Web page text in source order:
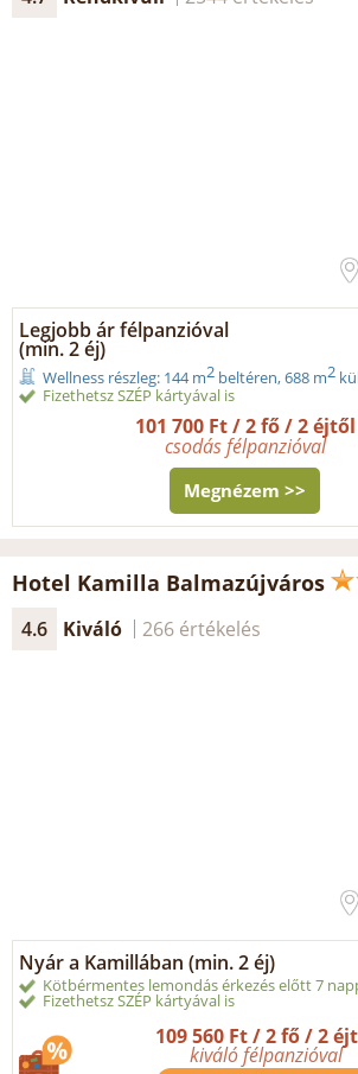
Legjobb ár félpanzióval
(min. 2 éj)
Wellness részleg: 144 m2 beltéren, 688 m2
Fizethetsz SZÉP kártyával is
101 700 Ft / 2 fő / 2 éjtől
csodás félpanzióval
Megnézem >>
Hotel Kamilla Balmazújváros
4.6 Kiváló 266 értékelés
Nyár a Kamillában (min. 2 éj)
Kötbérmentes lemondás érkezés előtt 7
Fizethetsz SZÉP kártyával is
109 560 Ft / 2 fő / 2
kiváló félpanzióval